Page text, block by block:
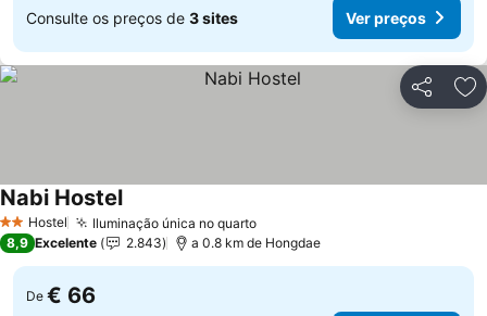
Consulte os preços de 3 sites Ver preços
Partilhar
2 Estrelas
Hostel Iluminação única no quartoVer preços
Nabi HostelVer preços
8,9 Excelente 2.843 a 0.8 km de Hongdae
De € 66